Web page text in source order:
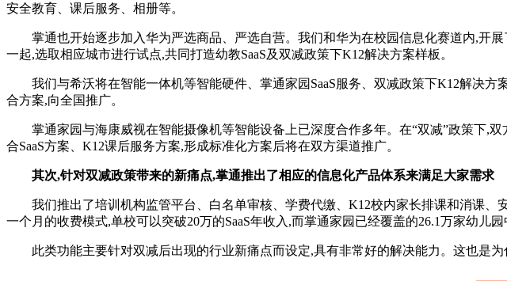
安全教育、课后服务、相册等。
掌通也开始逐步加入华为严选商品、严选自营。我们和华为在校园信息化赛道内,开
一起,选取相应城市进行试点,共同打造幼教SaaS及双减政策下K12解决方案样板。
我们与希沃将在智能一体机等智能硬件、掌通家园SaaS服务、双减政策下K12解决方
合方案,向全国推广。
掌通家园与海康威视在智能摄像机等智能设备上已深度合作多年。在“双减”政策下,
合SaaS方案、K12课后服务方案,形成标准化方案后将在双方渠道推广。
其次,针对双减政策带来的新痛点,掌通推出了相应的信息化产品体系来满足大家需求
我们推出了培训机构监管平台、白名单审核、学费代缴、K12校内家长排课和消课、
一个月的收费模式,单校可以突破20万的SaaS年收入,而掌通家园已经覆盖的26.1万家幼儿
此类功能主要针对双减后出现的行业新痛点而设定,具有非常好的解决能力。这也是为